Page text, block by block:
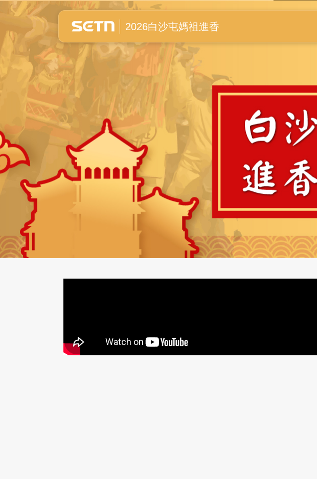
白沙屯媽祖進香全紀錄
2026白沙屯媽祖進香